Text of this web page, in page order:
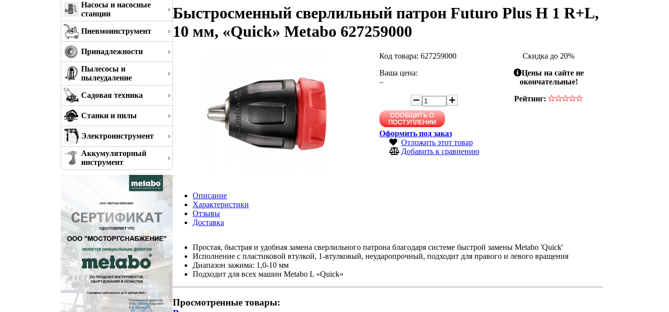
Насосы и насосные
станции
Пневмоинструмент
Принадлежности
Пылесосы и
пылеудаление
Садовая техника
Станки и пилы
Электроинструмент
Аккумуляторный
инструмент
Быстросменный сверлильный патрон Futuro Plus H 1 R+L,
10 мм, «Quick» Metabo 627259000
Код товара: 627259000
Ваша цена:
–
Оформить под заказ
Отложить этот товар
Добавить к сравнению
Скидка до 20%
Цены на сайте не
окончательные!
Рейтинг:
Описание
Характеристики
Отзывы
Доставка
Простая, быстрая и удобная замена сверлильного патрона благодаря системе быстрой замены Metabo 'Quick'
Исполнение с пластиковой втулкой, 1-втулковый, неударопрочный, подходит для правого и левого вращения
Диапазон зажима: 1,0-10 мм
Подходит для всех машин Metabo L «Quick»
Просмотренные товары: